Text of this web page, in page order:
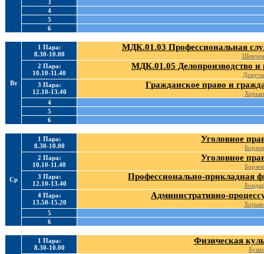
3
4
5
6
Вт
1 Пара:
8.30-10.00
МДК.01.03 Профессиональная
2 Пара:
10.10-11.40
МДК.01.05 Делопроизводство
3 Пара:
12.10-13.40
Гражданское право и
4
5
6
Ср
1 Пара:
8.30-10.00
Уголовное
2 Пара:
10.10-11.40
Уголовное
3 Пара:
12.10-13.40
Профессионально-прикладная
4 Пара:
13.50-15.20
Административно-
5
6
1 Пара:
8.30-10.00
Физическая